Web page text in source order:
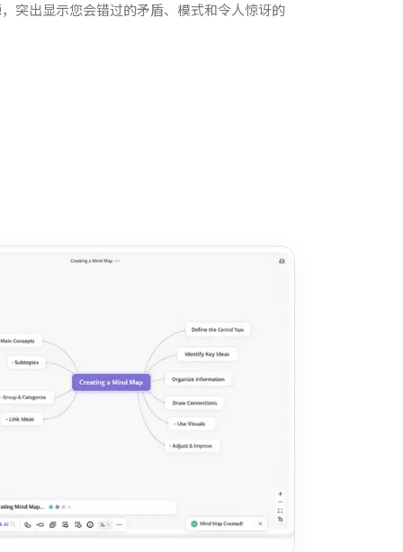
突出显示您会错过的矛盾、模式和令人惊讶的